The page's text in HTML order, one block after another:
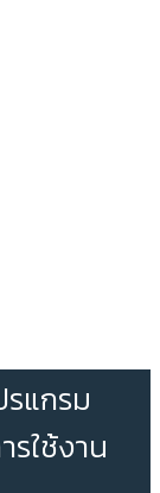
แกรม
รใช้งาน